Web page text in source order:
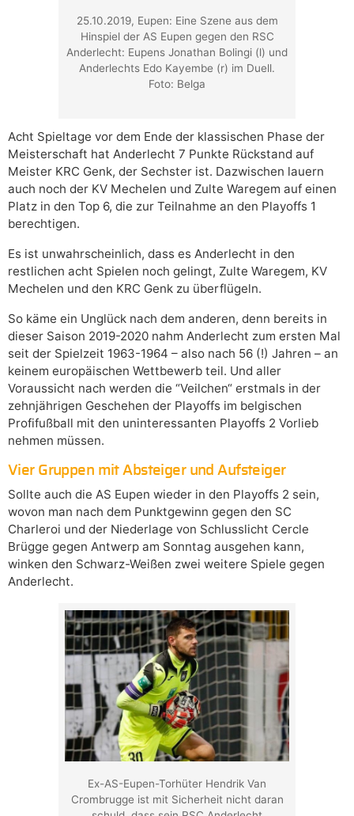
25.10.2019, Eupen: Eine Szene aus dem
Hinspiel der AS Eupen gegen den RSC
Anderlecht: Eupens Jonathan Bolingi (l) und
Anderlechts Edo Kayembe (r) im Duell.
Foto: Belga
Acht Spieltage vor dem Ende der klassischen Phase der
Meisterschaft hat Anderlecht 7 Punkte Rückstand auf
Meister KRC Genk, der Sechster ist. Dazwischen lauern
auch noch der KV Mechelen und Zulte Waregem auf einen
Platz in den Top 6, die zur Teilnahme an den Playoffs 1
berechtigen.
Es ist unwahrscheinlich, dass es Anderlecht in den
restlichen acht Spielen noch gelingt, Zulte Waregem, KV
Mechelen und den KRC Genk zu überflügeln.
So käme ein Unglück nach dem anderen, denn bereits in
dieser Saison 2019-2020 nahm Anderlecht zum ersten Mal
seit der Spielzeit 1963-1964 – also nach 56 (!) Jahren – an
keinem europäischen Wettbewerb teil. Und aller
Voraussicht nach werden die “Veilchen“ erstmals in der
zehnjährigen Geschehen der Playoffs im belgischen
Profifußball mit den uninteressanten Playoffs 2 Vorlieb
nehmen müssen.
Vier Gruppen mit Absteiger und Aufsteiger
Sollte auch die AS Eupen wieder in den Playoffs 2 sein,
wovon man nach dem Punktgewinn gegen den SC
Charleroi und der Niederlage von Schlusslicht Cercle
Brügge gegen Antwerp am Sonntag ausgehen kann,
winken den Schwarz-Weißen zwei weitere Spiele gegen
Anderlecht.
Ex-AS-Eupen-Torhüter Hendrik Van
Crombrugge ist mit Sicherheit nicht daran